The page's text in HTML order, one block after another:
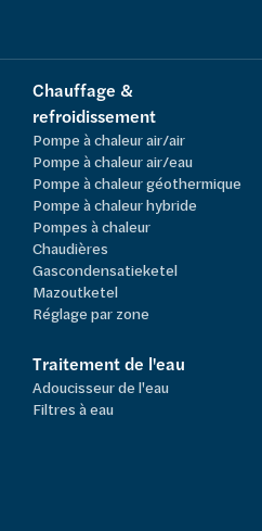
Chauffage &
refroidissement
Pompe à chaleur air/air
Pompe à chaleur air/eau
Pompe à chaleur géothermique
Pompe à chaleur hybride
Pompes à chaleur
Chaudières
Gascondensatieketel
Mazoutketel
Réglage par zone
Traitement de l'eau
Adoucisseur de l'eau
Filtres à eau